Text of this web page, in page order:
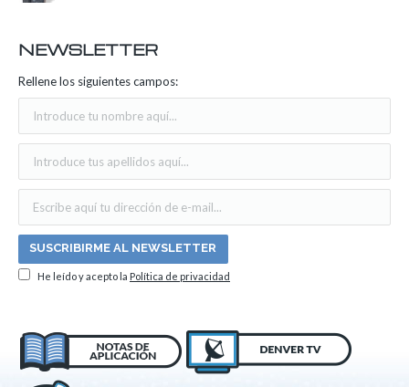
NEWSLETTER
Rellene los siguientes campos:
He leído y acepto la Política de privacidad